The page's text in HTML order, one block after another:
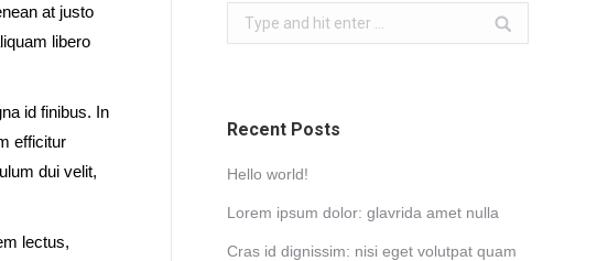
at justo
libero
id finibus. In
efficitur
dui velit,
lectus,
Search:
Recent Posts
Hello world!
Lorem ipsum dolor: glavrida amet nulla
Cras id dignissim: nisi eget volutpat quam